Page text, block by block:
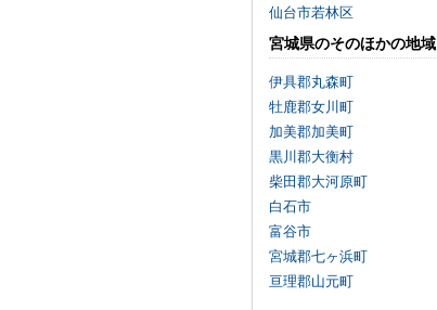
仙台市若林区
宮城県のそのほかの地域
伊具郡丸森町
牡鹿郡女川町
加美郡加美町
黒川郡大衡村
柴田郡大河原町
白石市
富谷市
宮城郡七ヶ浜町
亘理郡山元町